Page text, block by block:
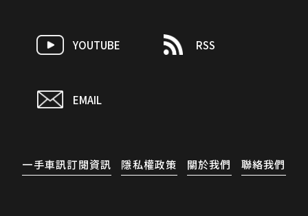
YOUTUBE RSS
EMAIL
一手車訊訂閱資訊 隱私權政策 關於我們 聯絡我們